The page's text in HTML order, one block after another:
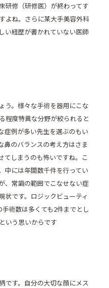
研修（研修医）が終わってす
よね。さらに某大手美容外科
い経歴が書かれていない医師
う。様々な手術を器用にこな
程度特異な分野が絞られると
症例が多い先生を選ぶのもい
鼻のバランスの考え方はさま
てしまうのも怖いですね。こ
中には年間数千件を行ってい
、常識の範囲でこなせない症
状です。ロジックビューティ
術数は多くても2件までとし
いう思いからです
です。自分の大切な顔にメス